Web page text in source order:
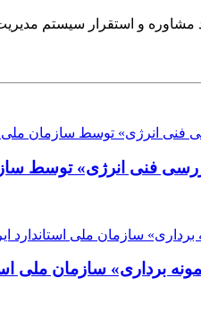
فنی انرژی» توسط
برداری» سازمان ملی